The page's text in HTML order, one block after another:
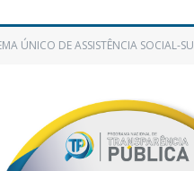
SUAS, no Município de Paragominas dá